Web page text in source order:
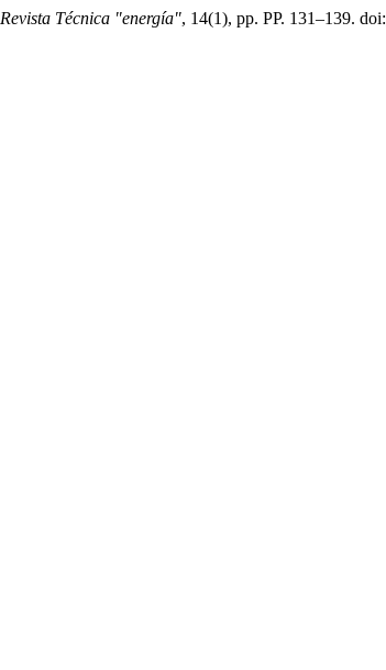
Revista Técnica "energía", 14(1), pp. PP. 131–139. doi: